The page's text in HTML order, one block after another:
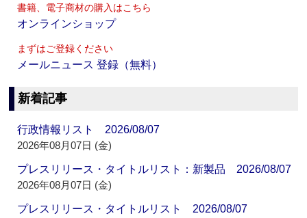
書籍、電子商材の購入はこちら
オンラインショップ
まずはご登録ください
メールニュース 登録（無料）
新着記事
行政情報リスト 2026/08/07
2026年08月07日 (金)
プレスリリース・タイトルリスト：新製品 2026/08/07
2026年08月07日 (金)
プレスリリース・タイトルリスト 2026/08/07